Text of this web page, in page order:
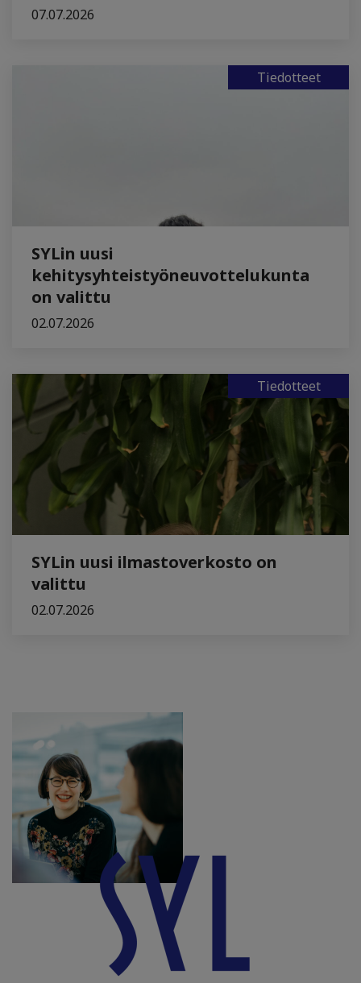
07.07.2026
Tiedotteet
SYLin uusi
kehitysyhteistyöneuvottelukunta
on valittu
02.07.2026
Tiedotteet
SYLin uusi ilmastoverkosto on
valittu
02.07.2026